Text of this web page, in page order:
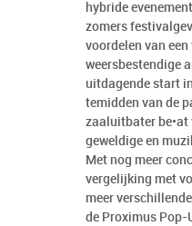
hybride
zomers
voordelen van een
weersbestendige
uitdagende start
temidden van de
zaaluitbater be•at
geweldige en
Met nog meer
vergelijking met
meer
de Proximus Pop-